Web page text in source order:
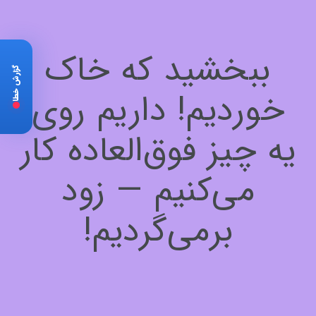
ببخشید که خاک
خوردیم! داریم روی
یه چیز فوق‌العاده کار
می‌کنیم — زود
برمی‌گردیم!
گزارش خطا